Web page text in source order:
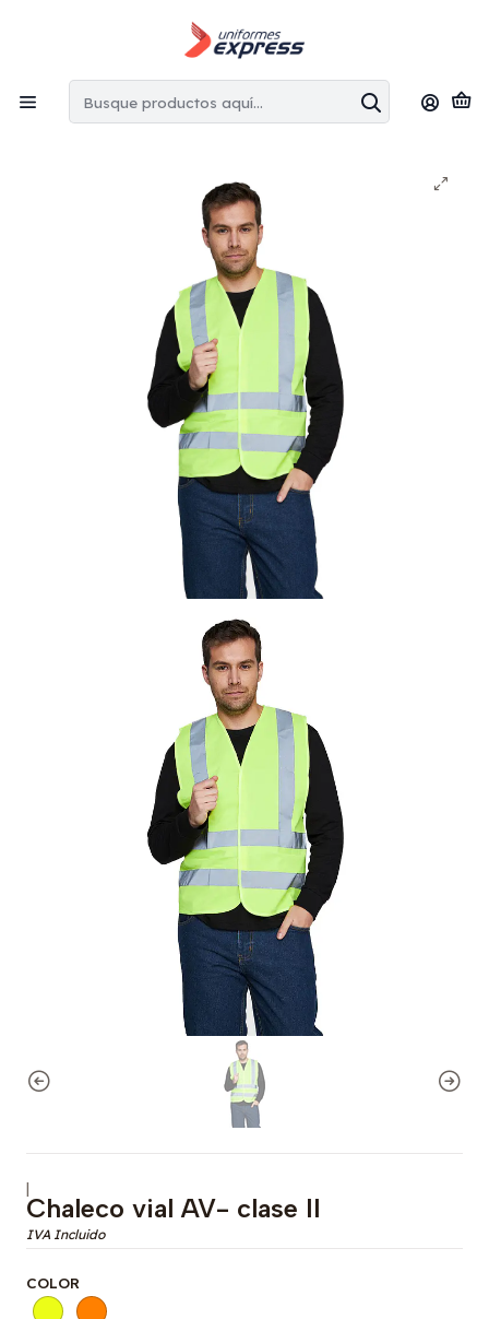
en la Región Metropolitana por copras superiores
Inicio Chaleco Geólogo & Overoles
Chaleco vial AV- clase II
|
Chaleco vial AV- clase II
COLOR